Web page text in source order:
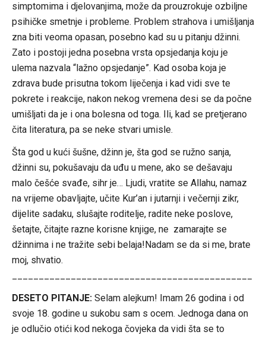
simptomima i djelovanjima, može da prouzrokuje ozbiljne
psihičke smetnje i probleme. Problem strahova i umišljanja
zna biti veoma opasan, posebno kad su u pitanju džinni.
Zato i postoji jedna posebna vrsta opsjedanja koju je
ulema nazvala “lažno opsjedanje”. Kad osoba koja je
zdrava bude prisutna tokom liječenja i kad vidi sve te
pokrete i reakcije, nakon nekog vremena desi se da počne
umišljati da je i ona bolesna od toga. Ili, kad se pretjerano
čita literatura, pa se neke stvari umisle.
Šta god u kući šušne, džinn je, šta god se ružno sanja,
džinni su, pokušavaju da uđu u mene, ako se dešavaju
malo češće svađe, sihr je… Ljudi, vratite se Allahu, namaz
na vrijeme obavljajte, učite Kur’an i jutarnji i večernji zikr,
dijelite sadaku, slušajte roditelje, radite neke poslove,
šetajte, čitajte razne korisne knjige, ne zamarajte se
džinnima i ne tražite sebi belaja!Nadam se da si me, brate
moj, shvatio.
DESETO PITANJE: Selam alejkum! Imam 26 godina i od
svoje 18. godine u sukobu sam s ocem. Jednoga dana on
je odlučio otići kod nekoga čovjeka da vidi šta se to